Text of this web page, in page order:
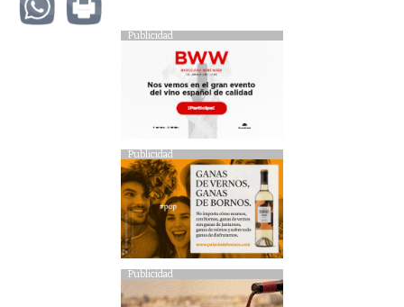
Publicidad
Publicidad
Publicidad